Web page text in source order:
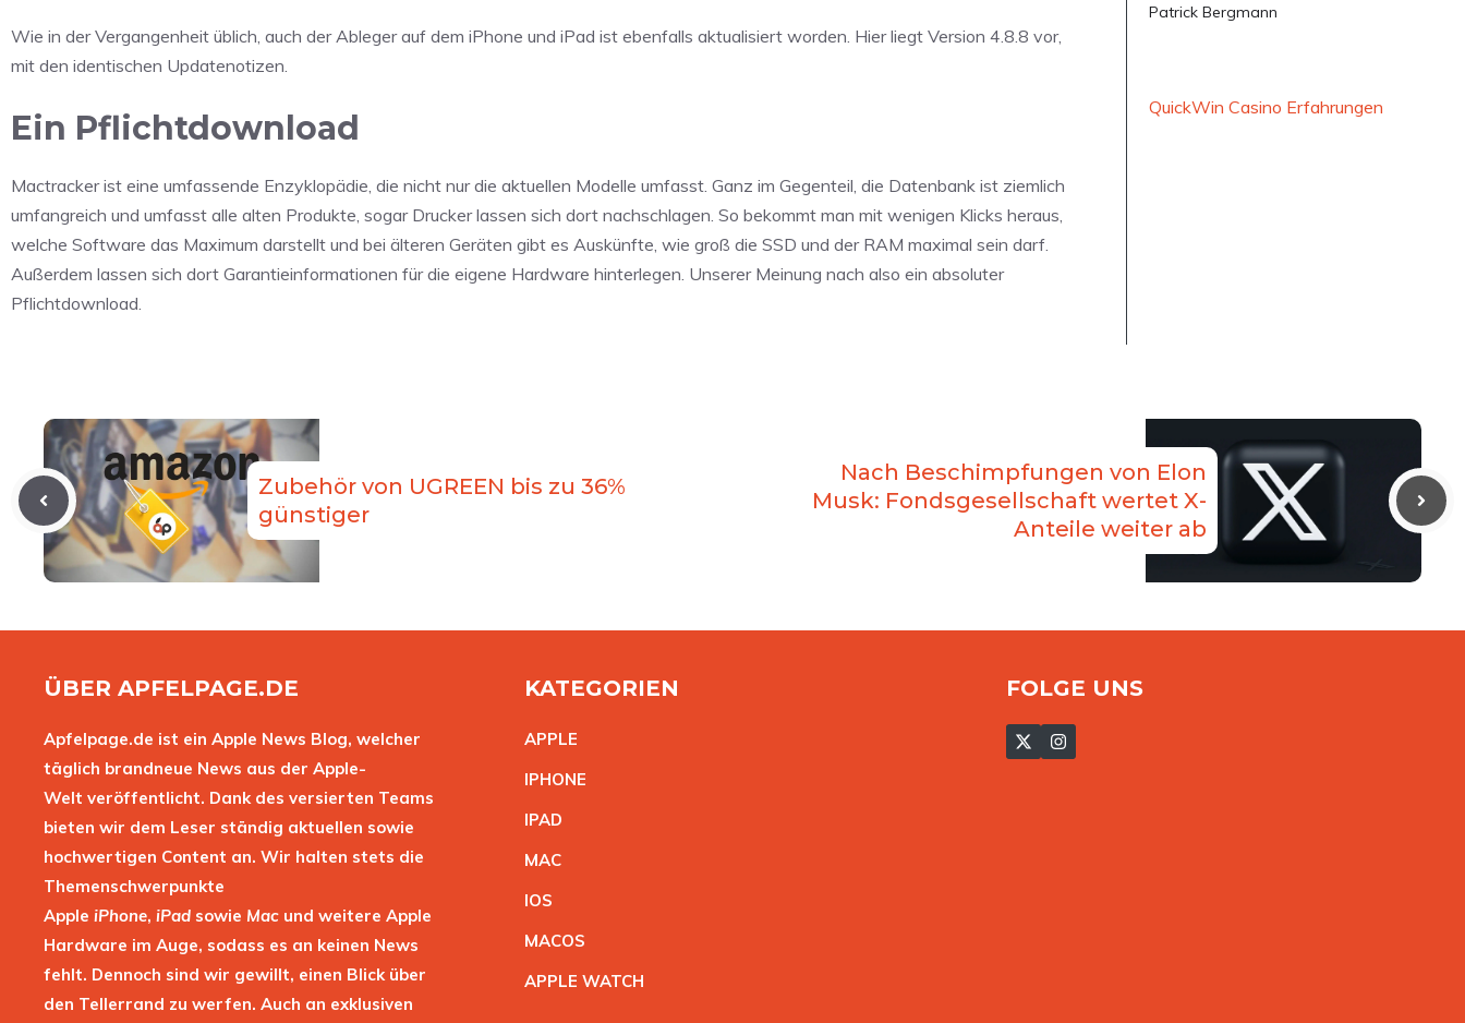
Wie in der Vergangenheit üblich, auch der Ableger auf dem iPhone und iPad ist ebenfalls aktualisiert worden. Hier liegt Version 4.8.8 vor,
mit den identischen Updatenotizen.
Ein Pflichtdownload
Mactracker ist eine umfassende Enzyklopädie, die nicht nur die aktuellen Modelle umfasst. Ganz im Gegenteil, die Datenbank ist ziemlich
umfangreich und umfasst alle alten Produkte, sogar Drucker lassen sich dort nachschlagen. So bekommt man mit wenigen Klicks heraus,
welche Software das Maximum darstellt und bei älteren Geräten gibt es Auskünfte, wie groß die SSD und der RAM maximal sein darf.
Außerdem lassen sich dort Garantieinformationen für die eigene Hardware hinterlegen. Unserer Meinung nach also ein absoluter
Pflichtdownload.
Patrick Bergmann
QuickWin Casino Erfahrungen
Zubehör von UGREEN bis zu 36%
günstiger
Nach Beschimpfungen von Elon
Musk: Fondsgesellschaft wertet X-
Anteile weiter ab
ÜBER APFELPAGE.DE
Apfelpage.de ist ein Apple News Blog, welcher
täglich brandneue News aus der Apple-
Welt veröffentlicht. Dank des versierten Teams
bieten wir dem Leser ständig aktuellen sowie
hochwertigen Content an. Wir halten stets die
Themenschwerpunkte
Apple iPhone, iPad sowie Mac und weitere Apple
Hardware im Auge, sodass es an keinen News
fehlt. Dennoch sind wir gewillt, einen Blick über
den Tellerrand zu werfen. Auch an exklusiven
KATEGORIEN
APPLE
IPHONE
IPAD
MAC
IOS
MACOS
APPLE WATCH
FOLGE UNS